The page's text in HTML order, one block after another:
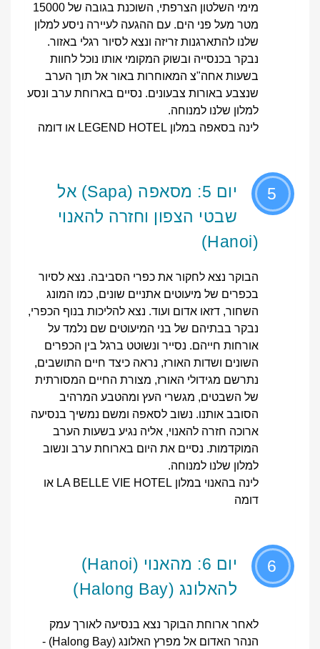
מימי השלטון הצרפתי, השוכנת בגובה של 15000
מטר מעל פני הים. עם ההגעה לעיירה ניסע למלון
שלנו להתארגנות זריזה ונצא לסיור רגלי באזור.
נבקר בכנסייה ובשוק המקומי אותו נוכל לחוות
בשעות אחה"צ המאוחרות באור אל תוך הערב
שנצבע באורות צבעונים. נסיים בארוחת ערב ונסע
למלון שלנו למנוחה.
לינה בסאפה במלון LEGEND HOTEL או דומה
5
יום 5: מסאפה (Sapa) אל
שבטי הצפון וחזרה להאנוי
(Hanoi)
הבוקר נצא לחקור את כפרי הסביבה. נצא לסיור
בכפרים של מיעוטים אתניים שונים, כמו המונג
השחור, דזאו אדום ועוד. נצא להליכות בנוף הכפרי,
נבקר בבתיהם של בני המיעוטים שם נלמד על
אורחות חייהם. נסייר ונשוטט ברגל בין הכפרים
השונים ושדות האורז, נראה כיצד חיים התושבים,
נתרשם מגידולי האורז, מצורת החיים המסורתית
של השבטים, מגשרי העץ ומהטבע המרהיב
הסובב אותנו. נשוב לסאפה ומשם נמשיך בנסיעה
ארוכה חזרה להאנוי, אליה נגיע בשעות הערב
המוקדמות. נסיים את היום בארוחת ערב ונשוב
למלון שלנו למנוחה.
לינה בהאנוי במלון LA BELLE VIE HOTEL או
דומה
6
יום 6: מהאנוי (Hanoi)
להאלונג (Halong Bay)
לאחר ארוחת הבוקר נצא בנסיעה לאורך עמק
הנהר האדום אל מפרץ האלונג (Halong Bay) -